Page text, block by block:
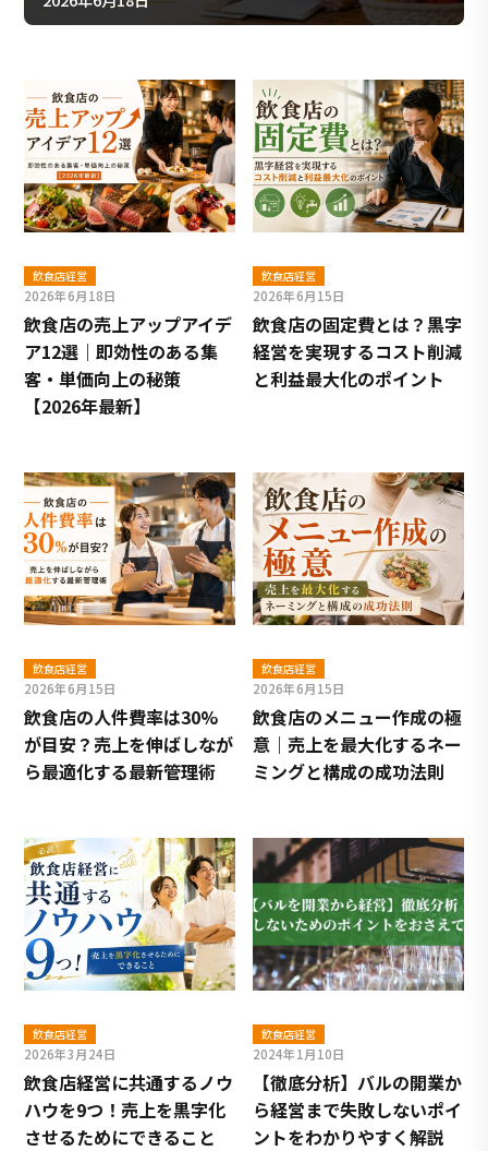
飲食店経営
2026年6月18日
飲食店の売上アップアイデ
ア12選｜即効性のある集
客・単価向上の秘策
【2026年最新】
飲食店経営
2026年6月15日
飲食店の固定費とは？黒字
経営を実現するコスト削減
と利益最大化のポイント
飲食店経営
2026年6月15日
飲食店の人件費率は30%
が目安？売上を伸ばしなが
ら最適化する最新管理術
飲食店経営
2026年6月15日
飲食店のメニュー作成の極
意｜売上を最大化するネー
ミングと構成の成功法則
飲食店経営
2026年3月24日
飲食店経営に共通するノウ
ハウを9つ！売上を黒字化
させるためにできること
飲食店経営
2024年1月10日
【徹底分析】バルの開業か
ら経営まで失敗しないポイ
ントをわかりやすく解説